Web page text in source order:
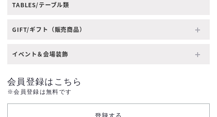
TABLES/テーブル類
GIFT/ギフト（販売商品）
イベント＆会場装飾
会員登録はこちら
※会員登録は無料です